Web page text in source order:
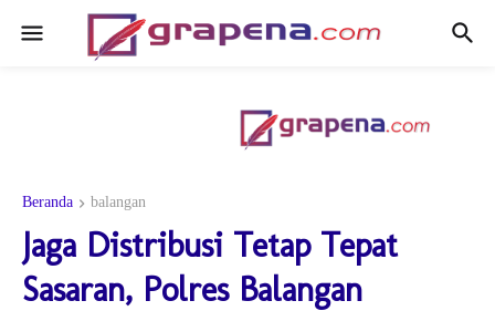
Beranda balangan
Jaga Distribusi Tetap Tepat
Sasaran, Polres Balangan